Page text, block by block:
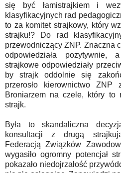
się być łamistrajkiem i
klasyfikacyjnych rad
to za komitet strajkowy, który
strajku!? Do rad
przewodniczący ZNP. Znaczna
odpowiedziała pozytywnie,
strajkowe odpowiedziały
by strajk oddolnie się
przerosło kierownictwo ZNP
Broniarzem na czele, który to
strajk.
Była to skandaliczna
konsultacji z drugą
Federacją Związków
wygasiło ogromny potencjał
pokazało niedojrzałość